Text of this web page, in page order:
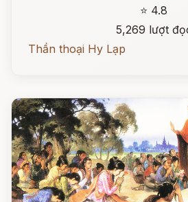
⭐ 4.8
5,269 lượt
Thần thoại Hy Lạp